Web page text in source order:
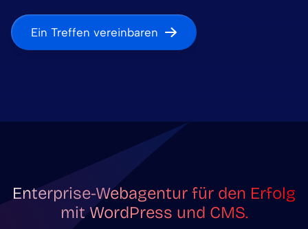
Ein Treffen vereinbaren
Enterprise-Webagentur für den Erfolg
mit WordPress und CMS.